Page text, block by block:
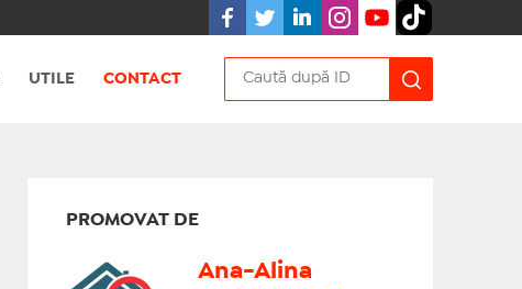
UTILE CONTACT
PROMOVAT DE
Ana-Alina